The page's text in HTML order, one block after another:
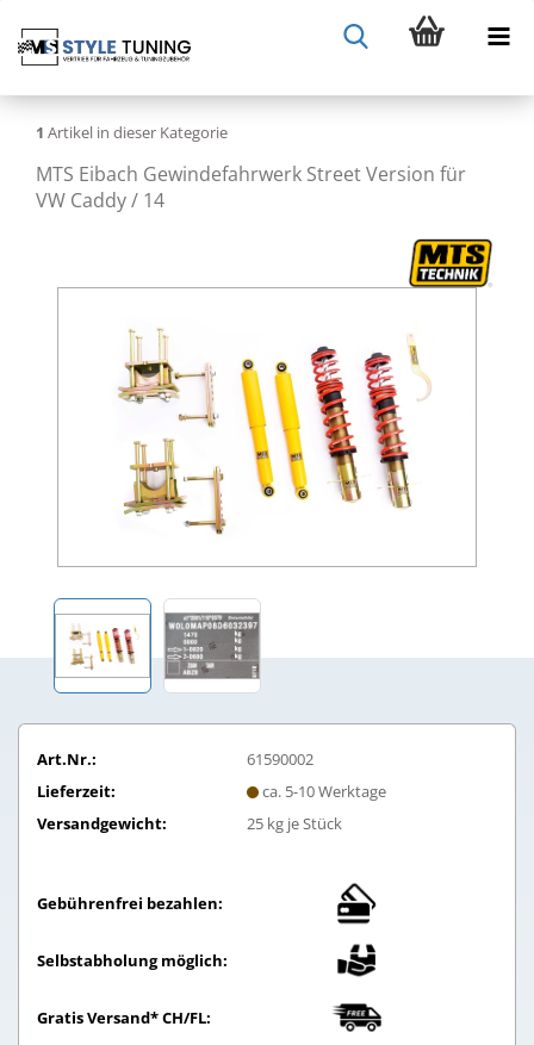
1 Artikel in dieser Kategorie
MTS Eibach Gewindefahrwerk Street Version für
VW Caddy / 14
Art.Nr.:
61590002
Lieferzeit:
ca. 5-10 Werktage
Versandgewicht:
25kg je Stück
Gebührenfrei bezahlen:
Selbstabholung möglich:
Gratis Versand* CH/FL: